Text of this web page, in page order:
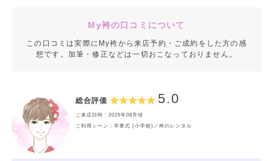
My袴の口コミについて
この口コミは実際にMy袴から来店予約・ご成約をした方の感
想です。加筆・修正などは一切おこなっておりません。
総合評価 5.0
ご来店日時：2025年08月頃
ご利用シーン：卒業式 (小学校)／袴のレンタル